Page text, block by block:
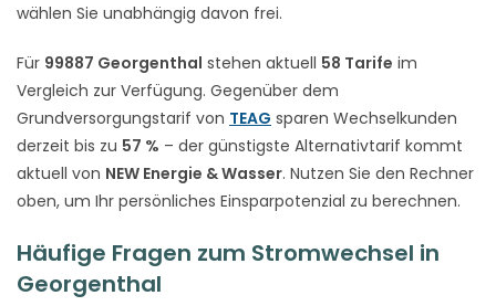
wählen Sie unabhängig davon frei.
Für 99887 Georgenthal stehen aktuell 58 Tarife im
Vergleich zur Verfügung. Gegenüber dem
Grundversorgungstarif von TEAG sparen Wechselkunden
derzeit bis zu 57 % – der günstigste Alternativtarif kommt
aktuell von NEW Energie & Wasser. Nutzen Sie den Rechner
oben, um Ihr persönliches Einsparpotenzial zu berechnen.
Häufige Fragen zum Stromwechsel in
Georgenthal